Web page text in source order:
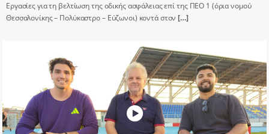
Εργασίες για τη βελτίωση της οδικής ασφάλειας επί της ΠΕΟ 1 (όρια νομού
Θεσσαλονίκης – Πολύκαστρο – Εύζωνοι) κοντά στον […]